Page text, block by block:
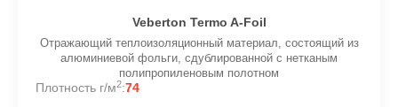
Veberton Termo A-Foil
Отражающий теплоизоляционный материал, состоящий из
алюминиевой фольги, сдублированной с нетканым
полипропиленовым полотном
Плотность г/м2:74